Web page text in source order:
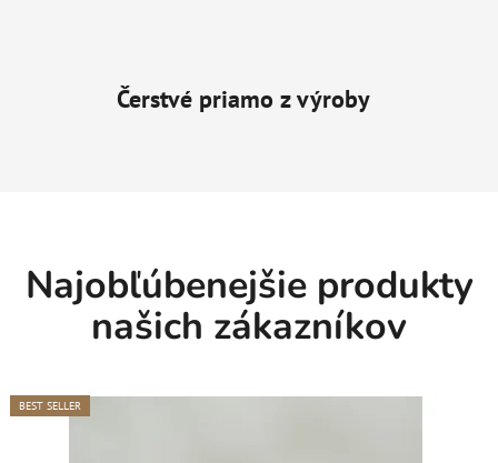
Čerstvé priamo z výroby
Najobľúbenejšie produkty
našich zákazníkov
BEST SELLER
BEST SELLER
BEST SELLER
BEST SELLER
BEST SELLER